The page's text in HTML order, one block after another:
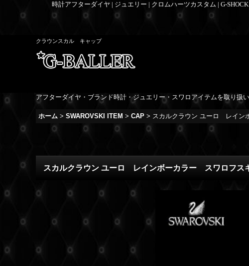
時計アフターダイヤ | ジュエリー | クロムハーツカスタム | G-
クラウンスカル キャップ
アフターダイヤ・ブランド時計・ジュエリー・スワロアイテムを取り扱い
ホーム > SWAROVSKI ITEM > CAP > スカルクラウン ユーロ レイ
スカルクラウン ユーロ レインボーカラー スワロフ